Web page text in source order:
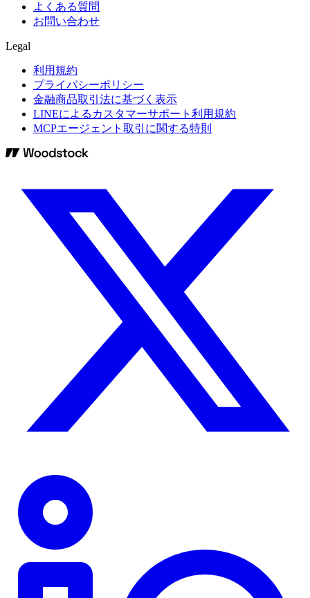
よくある質問
お問い合わせ
Legal
利用規約
プライバシーポリシー
金融商品取引法に基づく表示
LINEによるカスタマーサポート利用規約
MCPエージェント取引に関する特則